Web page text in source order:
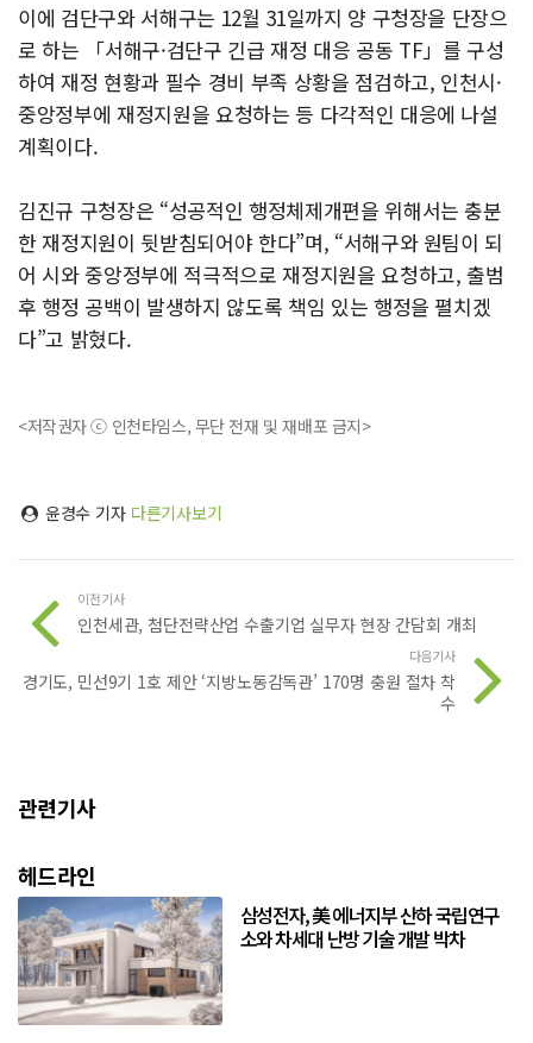
이에 검단구와 서해구는 12월 31일까지 양 구청장을 단장으
로 하는 「서해구·검단구 긴급 재정 대응 공동 TF」를 구성
하여 재정 현황과 필수 경비 부족 상황을 점검하고, 인천시·
중앙정부에 재정지원을 요청하는 등 다각적인 대응에 나설
계획이다.
김진규 구청장은 “성공적인 행정체제개편을 위해서는 충분
한 재정지원이 뒷받침되어야 한다”며, “서해구와 원팀이 되
어 시와 중앙정부에 적극적으로 재정지원을 요청하고, 출범
후 행정 공백이 발생하지 않도록 책임 있는 행정을 펼치겠
다”고 밝혔다.
<저작권자 ⓒ 인천타임스, 무단 전재 및 재배포 금지>
윤경수 기자 다른기사보기
이전기사
인천세관, 첨단전략산업 수출기업 실무자 현장 간담회 개최
다음기사
경기도, 민선9기 1호 제안 ‘지방노동감독관’ 170명 충원 절차 착
수
관련기사
헤드라인
삼성전자, 美 에너지부 산하 국립연구
소와 차세대 난방 기술 개발 박차